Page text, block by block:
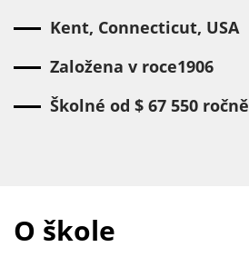
Kent, Connecticut, USA
Založena v roce1906
Školné od $ 67 550 ročně
O škole